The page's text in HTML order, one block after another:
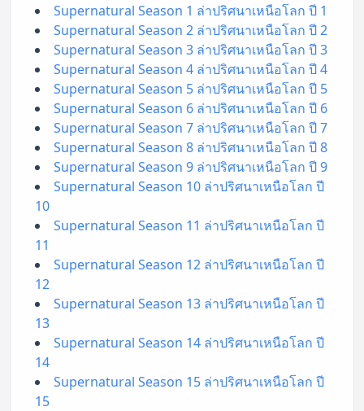
Supernatural Season 1 ล่าปริศนาเหนือโลก ปี 1
Supernatural Season 2 ล่าปริศนาเหนือโลก ปี 2
Supernatural Season 3 ล่าปริศนาเหนือโลก ปี 3
Supernatural Season 4 ล่าปริศนาเหนือโลก ปี 4
Supernatural Season 5 ล่าปริศนาเหนือโลก ปี 5
Supernatural Season 6 ล่าปริศนาเหนือโลก ปี 6
Supernatural Season 7 ล่าปริศนาเหนือโลก ปี 7
Supernatural Season 8 ล่าปริศนาเหนือโลก ปี 8
Supernatural Season 9 ล่าปริศนาเหนือโลก ปี 9
Supernatural Season 10 ล่าปริศนาเหนือโลก ปี
10
Supernatural Season 11 ล่าปริศนาเหนือโลก ปี
11
Supernatural Season 12 ล่าปริศนาเหนือโลก ปี
12
Supernatural Season 13 ล่าปริศนาเหนือโลก ปี
13
Supernatural Season 14 ล่าปริศนาเหนือโลก ปี
14
Supernatural Season 15 ล่าปริศนาเหนือโลก ปี
15